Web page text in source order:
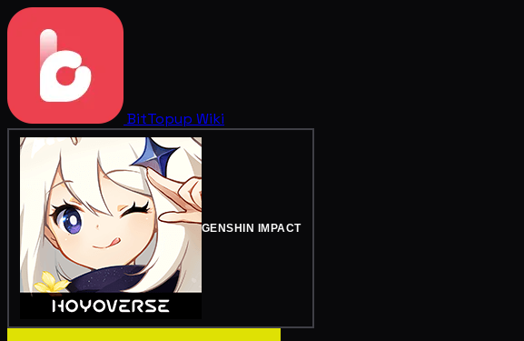
BitTopup Wiki
GENSHIN IMPACT